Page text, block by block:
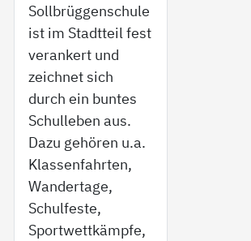
Sollbrüggenschule
ist im Stadtteil fest
verankert und
zeichnet sich
durch ein buntes
Schulleben aus.
Dazu gehören u.a.
Klassenfahrten,
Wandertage,
Schulfeste,
Sportwettkämpfe,